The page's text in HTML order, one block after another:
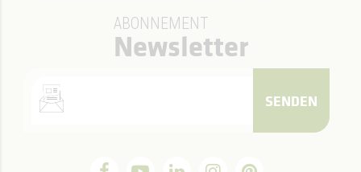
ABONNEMENT
Newsletter
SENDEN